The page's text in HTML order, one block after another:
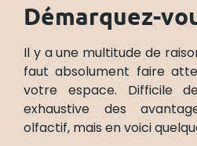
Démarquez-
Il y a une multitude de
faut absolument faire
votre espace. Difficile
exhaustive des
olfactif, mais en voici